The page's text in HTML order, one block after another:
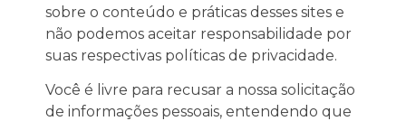
sobre o conteúdo e práticas desses sites e
não podemos aceitar responsabilidade por
suas respectivas políticas de privacidade.
Você é livre para recusar a nossa solicitação
de informações pessoais, entendendo que